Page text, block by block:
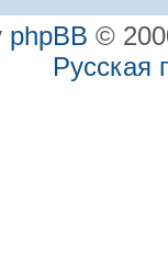
phpBB ©
Русская